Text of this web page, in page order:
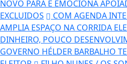
NOVO PARÁ E EMOCIONA
EXCLUIDOS
COM AGENDA
AMPLIA ESPAÇO NA CORRIDA
DINHEIRO, POUCO
GOVERNO HÉLDER BARBALHO